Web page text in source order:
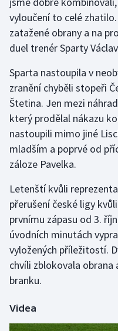
Golf
Gymnastika
Házená
Jezdectví
Judo
Krasobruslení
Lyže a snowboard
Moderní pětiboj
Motorsport
Parasport
vyloučení to celé
zatažené obrany a na
duel trenér Sparty
Sparta nastoupila v
zranění chyběli stopeři
Štetina. Jen mezi
který prodělal nákazu
nastoupili mimo jiné
mladším a poprvé od
záloze Pavelka.
Letenští kvůli
přerušení české ligy
prvnímu zápasu od 3.
úvodních minutách
vyložených příležitostí.
chvíli zblokovala
branku.
Videa